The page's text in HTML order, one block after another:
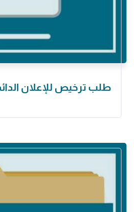
طلب ترخيص للإعلان